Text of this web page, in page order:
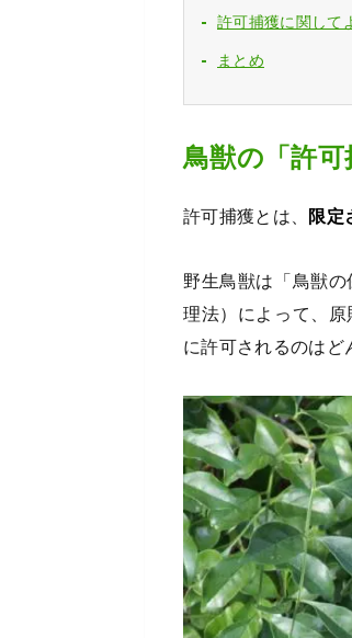
許可捕獲に関して
まとめ
鳥獣の「許可
許可捕獲とは、 限定
野生鳥獣は「鳥獣
理法）によって、
に許可されるのはど